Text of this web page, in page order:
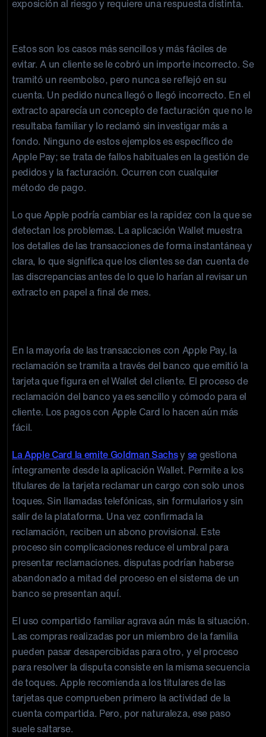
exposición al riesgo y requiere una respuesta distinta.
Estos son los casos más sencillos y más fáciles de
evitar. A un cliente se le cobró un importe incorrecto. Se
tramitó un reembolso, pero nunca se reflejó en su
cuenta. Un pedido nunca llegó o llegó incorrecto. En el
extracto aparecía un concepto de facturación que no le
resultaba familiar y lo reclamó sin investigar más a
fondo. Ninguno de estos ejemplos es específico de
Apple Pay; se trata de fallos habituales en la gestión de
pedidos y la facturación. Ocurren con cualquier
método de pago.
Lo que Apple podría cambiar es la rapidez con la que se
detectan los problemas. La aplicación Wallet muestra
los detalles de las transacciones de forma instantánea y
clara, lo que significa que los clientes se dan cuenta de
las discrepancias antes de lo que lo harían al revisar un
extracto en papel a final de mes.
En la mayoría de las transacciones con Apple Pay, la
reclamación se tramita a través del banco que emitió la
tarjeta que figura en el Wallet del cliente. El proceso de
reclamación del banco ya es sencillo y cómodo para el
cliente. Los pagos con Apple Card lo hacen aún más
fácil.
La Apple Card la emite Goldman Sachsy segestiona
íntegramente desde la aplicación Wallet. Permite a los
titulares de la tarjeta reclamar un cargo con solo unos
toques. Sin llamadas telefónicas, sin formularios y sin
salir de la plataforma. Una vez confirmada la
reclamación, reciben un abono provisional. Este
proceso sin complicaciones reduce el umbral para
presentar reclamaciones. disputas podrían haberse
abandonado a mitad del proceso en el sistema de un
banco se presentan aquí.
El uso compartido familiar agrava aún más la situación.
Las compras realizadas por un miembro de la familia
pueden pasar desapercibidas para otro, y el proceso
para resolver la disputa consiste en la misma secuencia
de toques. Apple recomienda a los titulares de las
tarjetas que comprueben primero la actividad de la
cuenta compartida. Pero, por naturaleza, ese paso
suele saltarse.